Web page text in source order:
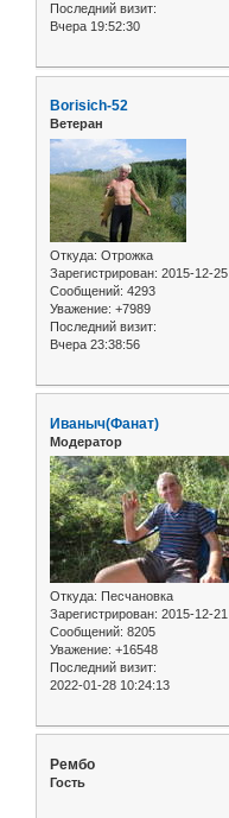
Последний визит:
Вчера 19:52:30
Borisich-52
Ветеран
Откуда: Отрожка
Зарегистрирован: 2015-12-25
Сообщений: 4293
Уважение: +7989
Последний визит:
Вчера 23:38:56
Иваныч(Фанат)
Модератор
Откуда: Песчановка
Зарегистрирован: 2015-12-21
Сообщений: 8205
Уважение: +16548
Последний визит:
2022-01-28 10:24:13
Рембо
Гость